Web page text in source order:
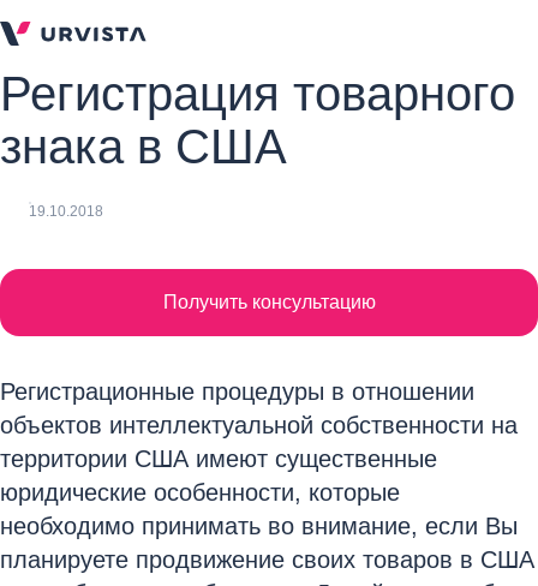
Регистрация товарного
знака в США
19.10.2018
Получить консультацию
Регистрационные процедуры в отношении
объектов интеллектуальной собственности на
территории США имеют существенные
юридические особенности, которые
необходимо принимать во внимание, если Вы
планируете продвижение своих товаров в США